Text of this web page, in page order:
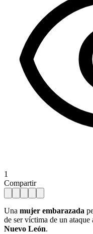
1
Compartir
Una mujer embarazada
de ser víctima de un
Nuevo León.